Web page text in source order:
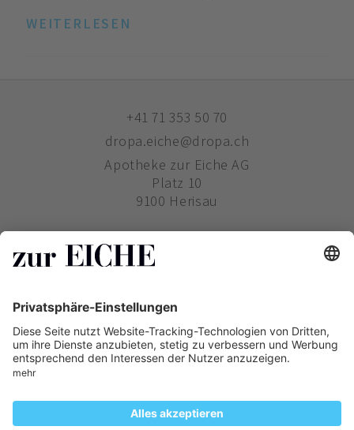
WEITERLESEN
+41 71 353 50 70
dropa.eiche@dropa.ch
Apotheke zur Eiche AG
Platz 10
9100 Herisau
ZUR EICHE
PHARMAVERTRIEB